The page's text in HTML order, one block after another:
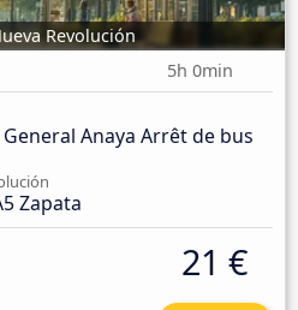
Revolución
5h 0min
Anaya Arrêt de bus
Zapata
21 €